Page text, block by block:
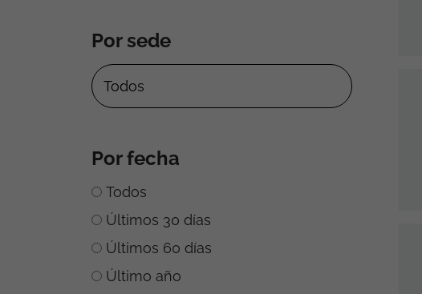
Por sede
Por fecha
Todos
Últimos 30 días
Últimos 60 días
Último año